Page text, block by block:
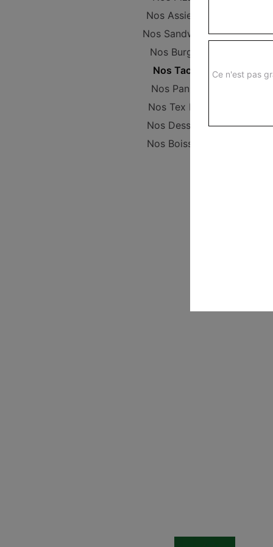
Nos Assiettes
Nos Sandwichs
Nos Burgers
Nos Tacos
Nos Paninis
Nos Tex Mex
Nos Desserts
Nos Boissons
Ce n'est pas